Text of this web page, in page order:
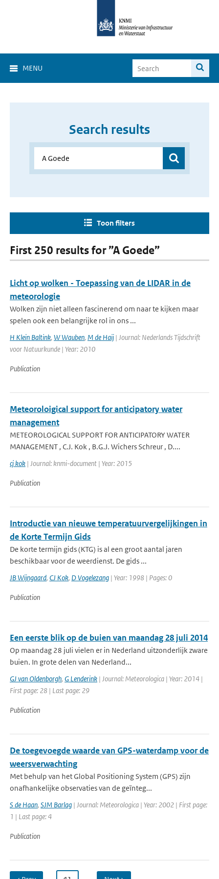
MENU
Search results
Toon filters
First 250 results for ”A Goede”
Licht op wolken - Toepassing van de LIDAR in de
meteorologie
Wolken zijn niet alleen fascinerend om naar te kijken maar
spelen ook een belangrijke rol in ons ...
H Klein Baltink, W Wauben, M de Haij | Journal: Nederlands Tijdschrift
voor Natuurkunde | Year: 2010
Publication
Meteoroloigical support for anticipatory water
management
METEOROLOGICAL SUPPORT FOR ANTICIPATORY WATER
MANAGEMENT , C.J. Kok , B.G.J. Wichers Schreur , D....
cj kok | Journal: knmi-document | Year: 2015
Publication
Introductie van nieuwe temperatuurvergelijkingen in
de Korte Termijn Gids
De korte termijn gids (KTG) is al een groot aantal jaren
beschikbaar voor de weerdienst. De gids ...
JB Wijngaard, CJ Kok, D Vogelezang | Year: 1998 | Pages: 0
Publication
Een eerste blik op de buien van maandag 28 juli 2014
Op maandag 28 juli vielen er in Nederland uitzonderlijk zware
buien. In grote delen van Nederland...
GJ van Oldenborgh, G Lenderink | Journal: Meteorologica | Year: 2014 |
First page: 28 | Last page: 29
Publication
De toegevoegde waarde van GPS-waterdamp voor de
weersverwachting
Met behulp van het Global Positioning System (GPS) zijn
onafhankelijke observaties van de geïnteg...
S de Haan, SJM Barlag | Journal: Meteorologica | Year: 2002 | First page:
1 | Last page: 4
Publication